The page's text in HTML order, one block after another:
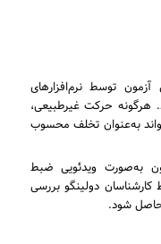
توسط نرم‌افزارهای
حرکت غیرطبیعی،
به‌عنوان تخلف محسوب
به‌صورت ویدئویی ضبط
دولینگو بررسی
شود.